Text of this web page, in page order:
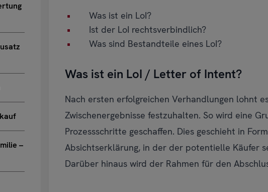
–
Was ist ein LoI?
Ist der LoI rechtsverbindlich?
Was sind Bestandteile eines LoI?
Was ist ein LoI / Letter of Intent?
Nach ersten erfolgreichen Verhandlungen lohnt
Zwischenergebnisse festzuhalten. So wird eine
Prozessschritte geschaffen. Dies geschieht in
Absichtserklärung, in der der potentielle Käufer
Darüber hinaus wird der Rahmen für den